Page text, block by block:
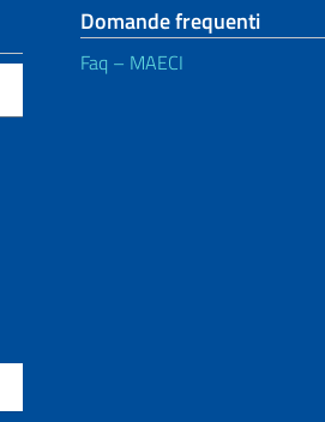
Domande frequenti
Faq – MAECI